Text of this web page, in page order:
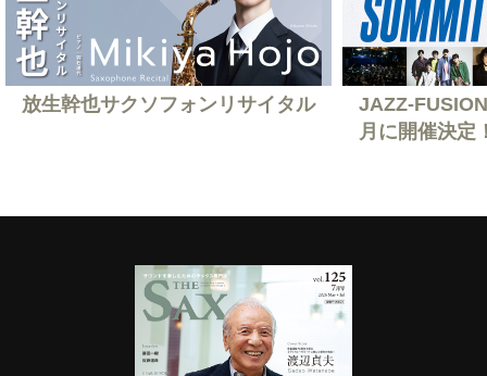
放生幹也サクソフォンリサイタル
JAZZ-
月に開催決定